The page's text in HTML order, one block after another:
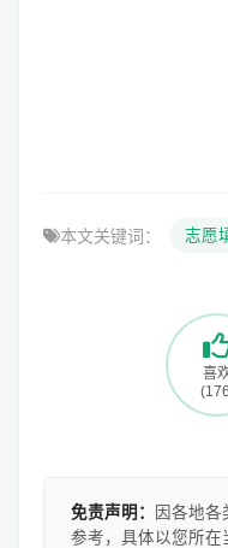
本文关键词： 志愿
喜
免责声明：
因各地
参考，具体以您所在